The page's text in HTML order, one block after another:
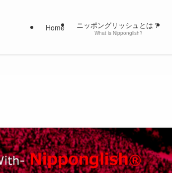
Home ニッポングリッシュとは？
What is Nipponglish?